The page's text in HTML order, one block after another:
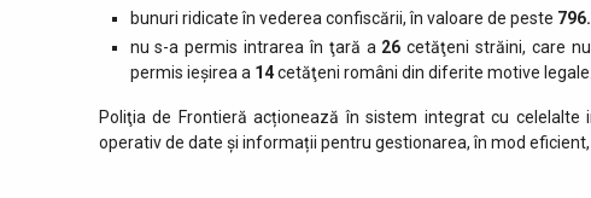
bunuri ridicate în vederea confiscării, în valoare de peste
nu s-a permis intrarea în ţară a 26cetăţeni străini, care
permis ieşirea a 14cetăţeni români din diferite motive legale.
Poliţia de Frontieră acționează în sistem integrat cu
operativ de date și informații pentru gestionarea, în mod